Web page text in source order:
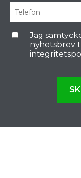
Jag
nyhetsbrev